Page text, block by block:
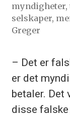
selskaper,
Greger
– Det er
er det
betaler. Det
disse